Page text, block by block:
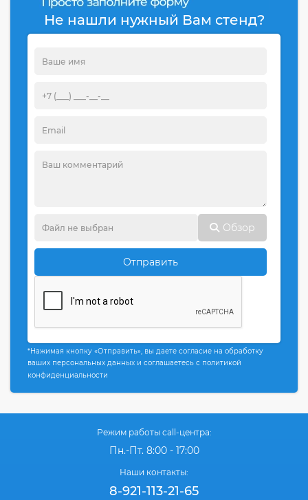
Не нашли нужный Вам стенд?
Обзор
Отправить
*Нажимая кнопку «Отправить», вы даете согласие на обработку
ваших персональных данных и соглашаетесь с политикой
конфиденциальности
Режим работы call-центра:
Пн.-Пт. 8:00 - 17:00
Наши контакты:
8-921-113-21-65